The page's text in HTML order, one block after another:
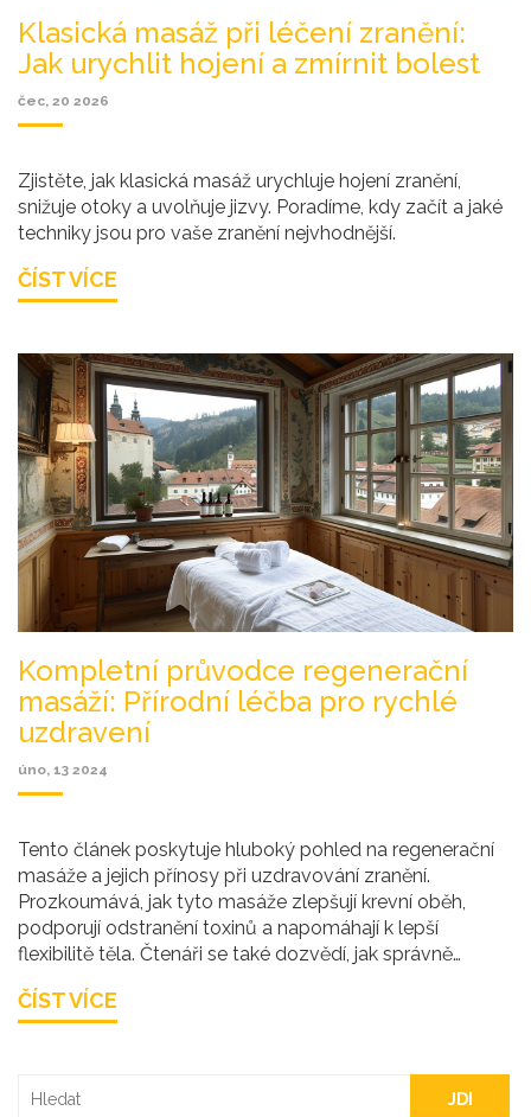
Klasická masáž při léčení zranění:
Jak urychlit hojení a zmírnit bolest
čec, 20 2026
Zjistěte, jak klasická masáž urychluje hojení zranění,
snižuje otoky a uvolňuje jizvy. Poradíme, kdy začít a jaké
techniky jsou pro vaše zranění nejvhodnější.
ČÍST VÍCE
Kompletní průvodce regenerační
masáží: Přírodní léčba pro rychlé
uzdravení
úno, 13 2024
Tento článek poskytuje hluboký pohled na regenerační
masáže a jejich přínosy při uzdravování zranění.
Prozkoumává, jak tyto masáže zlepšují krevní oběh,
podporují odstranění toxinů a napomáhají k lepší
flexibilitě těla. Čtenáři se také dozvědí, jak správně
aby z ní získali maximum pro své zdraví.
ČÍST VÍCE
JDI